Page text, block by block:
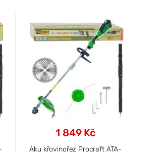
1 849 Kč
Aku křovinořez Procraft ATA-